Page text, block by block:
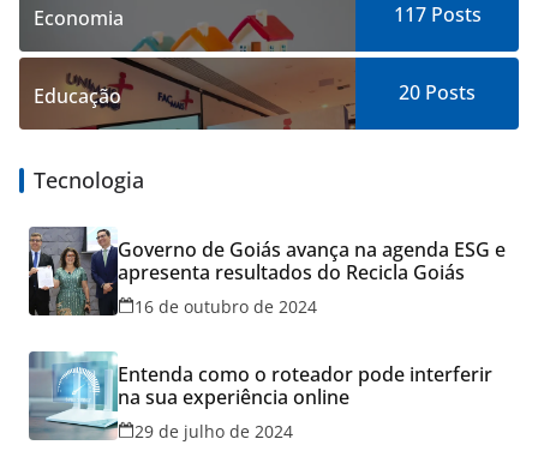
Economia 117Posts
Educação 20 Posts
Tecnologia
Governo de Goiás avança na agenda ESG e
apresenta resultados do Recicla Goiás
16 de outubro de 2024
Entenda como o roteador pode interferir
na sua experiência online
29 de julho de 2024